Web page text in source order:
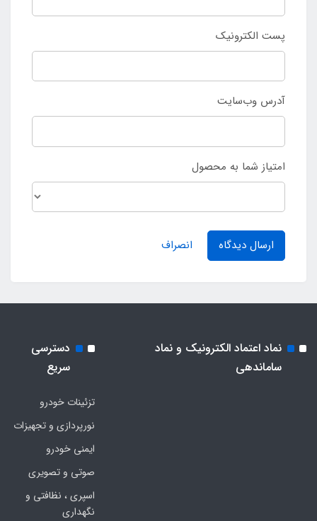
پست الکترونیک
آدرس وب‌سایت
امتیاز شما به محصول
ارسال دیدگاه انصراف
نماد اعتماد الکترونیک و نماد
ساماندهی
دسترسی
سریع
تزئینات خودرو
نورپردازی و تجهیزات
ایمنی خودرو
صوتی و تصویری
اسپری ، نظافتی و
نگهداری